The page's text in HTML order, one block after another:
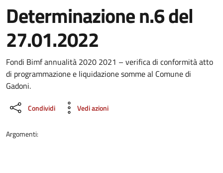
Determinazione n.6 del
27.01.2022
Dettaglio del documento
Fondi Bimf annualità 2020 2021 – verifica di conformità atto
di programmazione e liquidazione somme al Comune di
Gadoni.
Condividi Vedi azioni
Argomenti: